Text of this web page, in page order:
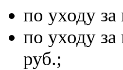
по уходу
по уходу
руб.;